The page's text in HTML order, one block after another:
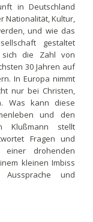
in Deutschland
Nationalität, Kultur,
und wie das
gestaltet
die Zahl von
30 Jahren auf
In Europa nimmt
nur bei Christen,
Was kann diese
und den
Klußmann stellt
Fragen und
einer drohenden
kleinen Imbiss
und